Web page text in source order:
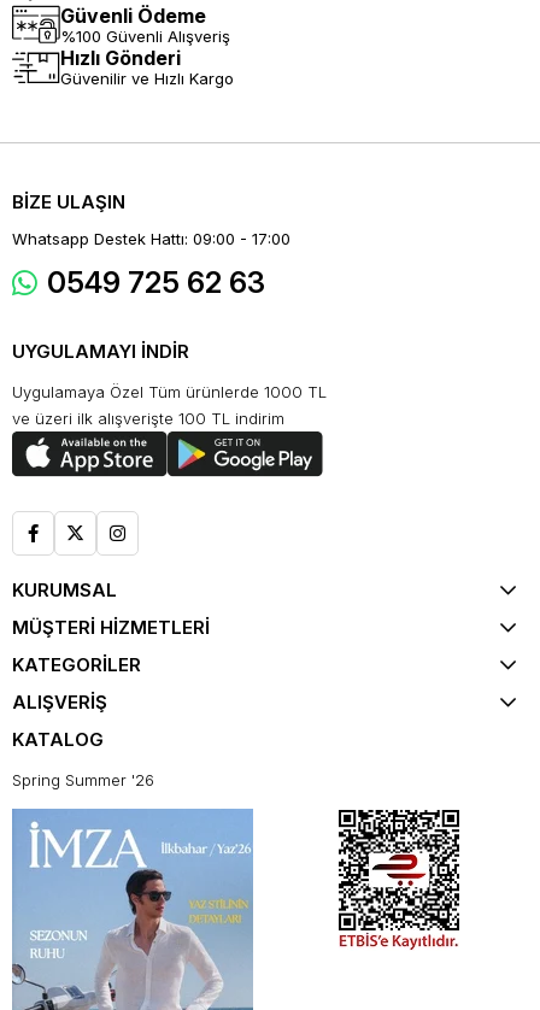
Güvenli Ödeme
%100 Güvenli Alışveriş
Hızlı Gönderi
Güvenilir ve Hızlı Kargo
BİZE ULAŞIN
Whatsapp Destek Hattı: 09:00 - 17:00
0549 725 62 63
UYGULAMAYI İNDİR
Uygulamaya Özel Tüm ürünlerde 1000 TL
ve üzeri ilk alışverişte 100 TL indirim
KURUMSAL
MÜŞTERİ HİZMETLERİ
KATEGORİLER
ALIŞVERİŞ
KATALOG
Spring Summer '26